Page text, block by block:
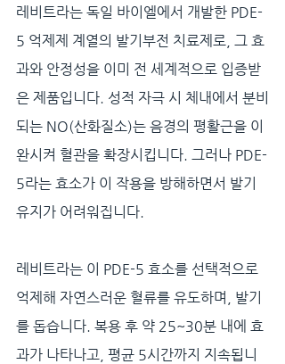
레비트라는 독일 바이엘에서 개발한 PDE-
5 억제제 계열의 발기부전 치료제로, 그 효
과와 안정성을 이미 전 세계적으로 입증받
은 제품입니다. 성적 자극 시 체내에서 분비
되는 NO(산화질소)는 음경의 평활근을 이
완시켜 혈관을 확장시킵니다. 그러나 PDE-
5라는 효소가 이 작용을 방해하면서 발기
유지가 어려워집니다.
레비트라는 이 PDE-5 효소를 선택적으로
억제해 자연스러운 혈류를 유도하며, 발기
를 돕습니다. 복용 후 약 25~30분 내에 효
과가 나타나고, 평균 5시간까지 지속됩니